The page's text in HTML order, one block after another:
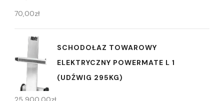
70,00zł
SCHODOŁAZ TOWAROWY
ELEKTRYCZNY POWERMATE L 1
(UDŹWIG 295KG)